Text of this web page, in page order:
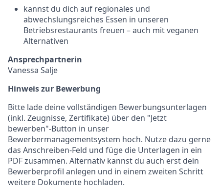
kannst du dich auf regionales und
abwechslungsreiches Essen in unseren
Betriebsrestaurants freuen – auch mit veganen
Alternativen
Ansprechpartnerin
Vanessa Salje
Hinweis zur Bewerbung
Bitte lade deine vollständigen Bewerbungsunterlagen
(inkl. Zeugnisse, Zertifikate) über den "Jetzt
bewerben"-Button in unser
Bewerbermanagementsystem hoch. Nutze dazu gerne
das Anschreiben-Feld und füge die Unterlagen in ein
PDF zusammen. Alternativ kannst du auch erst dein
Bewerberprofil anlegen und in einem zweiten Schritt
weitere Dokumente hochladen.